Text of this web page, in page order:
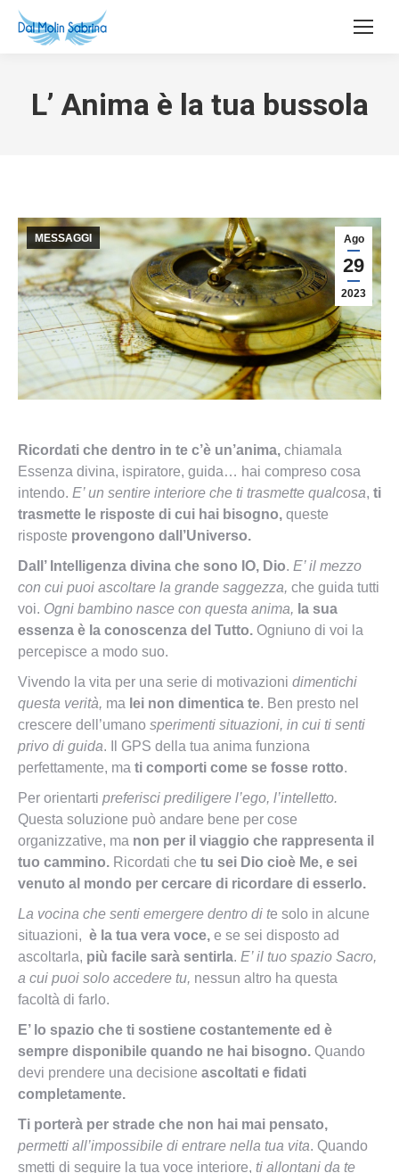
L’ Anima è la tua bussola
Ago
29
2023
MESSAGGI
Ricordati che dentro in te c’è un’anima, chiamala
Essenza divina, ispiratore, guida… hai compreso cosa
intendo. E’ un sentire interiore che ti trasmette qualcosa, ti
trasmette le risposte di cui hai bisogno, queste
risposte provengono dall’Universo.
Dall’ Intelligenza divina che sono IO, Dio. E’ il mezzo
con cui puoi ascoltare la grande saggezza, che guida tutti
voi. Ogni bambino nasce con questa anima, la sua
essenza è la conoscenza del Tutto. Ogniuno di voi la
percepisce a modo suo.
Vivendo la vita per una serie di motivazioni dimentichi
questa verità, ma lei non dimentica te. Ben presto nel
crescere dell’umano sperimenti situazioni, in cui ti senti
privo di guida. Il GPS della tua anima funziona
perfettamente, ma ti comporti come se fosse rotto.
Per orientarti preferisci prediligere l’ego, l’intelletto.
Questa soluzione può andare bene per cose
organizzative, ma non per il viaggio che rappresenta il
tuo cammino. Ricordati che tu sei Dio cioè Me, e sei
venuto al mondo per cercare di ricordare di esserlo.
La vocina che senti emergere dentro di te solo in alcune
situazioni, è la tua vera voce, e se sei disposto ad
ascoltarla, più facile sarà sentirla. E’ il tuo spazio Sacro,
a cui puoi solo accedere tu, nessun altro ha questa
facoltà di farlo.
E’ lo spazio che ti sostiene costantemente ed è
sempre disponibile quando ne hai bisogno. Quando
devi prendere una decisione ascoltati e fidati
completamente.
Ti porterà per strade che non hai mai pensato,
permetti all’impossibile di entrare nella tua vita. Quando
smetti di seguire la tua voce interiore, ti allontani da te